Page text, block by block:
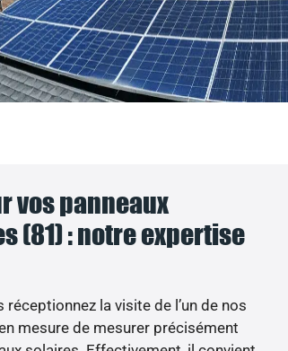
vos panneaux
(81) : notre expertise
la visite de l’un de nos
mesure de mesurer précisément